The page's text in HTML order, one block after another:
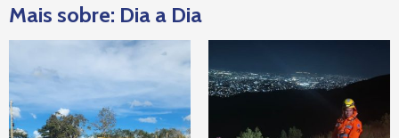
Mais sobre: Dia a Dia